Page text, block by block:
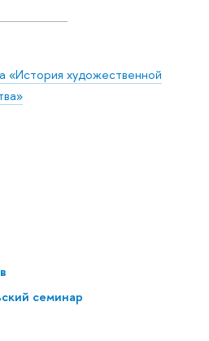
семинар
«История художественной